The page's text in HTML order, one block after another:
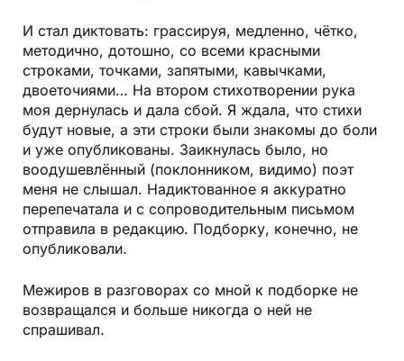
И стал диктовать: грассируя, медленно, чётко,
методично, дотошно, со всеми красными
строками, точками, запятыми, кавычками,
двоеточиями… На втором стихотворении рука
моя дернулась и дала сбой. Я ждала, что стихи
будут новые, а эти строки были знакомы до боли
и уже опубликованы. Заикнулась было, но
воодушевлённый (поклонником, видимо) поэт
меня не слышал. Надиктованное я аккуратно
перепечатала и с сопроводительным письмом
отправила в редакцию. Подборку, конечно, не
опубликовали.
Межиров в разговорах со мной к подборке не
возвращался и больше никогда о ней не
спрашивал.